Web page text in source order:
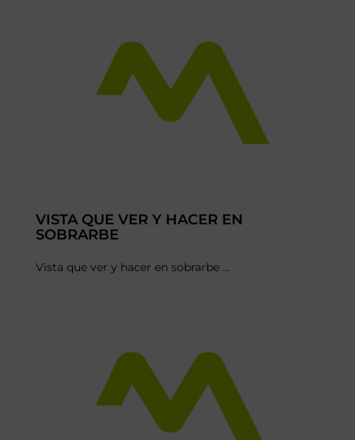
VISTA QUE VER Y HACER EN
SOBRARBE
Vista que ver y hacer en sobrarbe ...